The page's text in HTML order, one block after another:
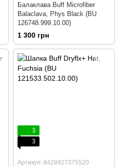
Балаклава Buff Microfiber
Balaclava, Phys Black (BU
126748.999.10.00)
1 300 грн
3
3
Артикул: 8428927375520